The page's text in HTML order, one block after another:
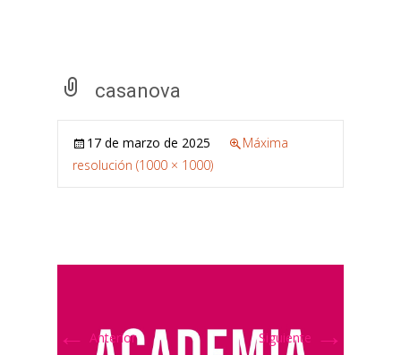
casanova
17 de marzo de 2025
Máxima
resolución (1000 × 1000)
← Anterior Siguiente →